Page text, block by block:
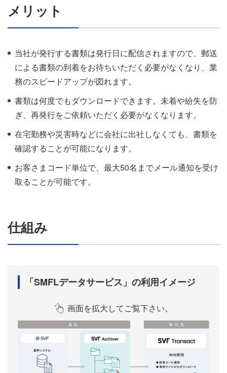
メリット
当社が発行する書類は発行日に配信されますので、郵送
による書類の到着をお待ちいただく必要がなくなり、業
務のスピードアップが図れます。
書類は何度でもダウンロードできます。未着や紛失を防
ぎ、再発⾏をご依頼いただく必要がなくなります。
在宅勤務や災害時などに会社に出社しなくても、書類を
確認することが可能になります。
お客さまコード単位で、最大50名までメール通知を受け
取ることが可能です。
仕組み
「SMFLデータサービス」の利用イメージ
画面を拡大してご覧下さい。